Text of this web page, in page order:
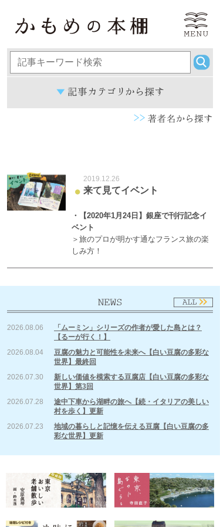
●
2019.12.26
来て見てイベント
・【2020年1月24日】銀座で刊行記念イ
ベント
＞旅のプロが明かす通なフランス旅の楽
しみ方！
2026.08.06
「ムーミン」シリーズの作者が愛した島とは？
【るーが行く！】
2026.08.04
豆腐の魅力と可能性を未来へ【白い豆腐の多彩な
世界】最終回
2026.07.30
新しい価値を模索する豆腐店【白い豆腐の多彩な
世界】第3回
2026.07.28
途中下車から湖畔の旅へ【続・イタリアの美しい
村を歩く】更新
2026.07.23
地域の暮らしと記憶を伝える豆腐【白い豆腐の多
彩な世界】更新